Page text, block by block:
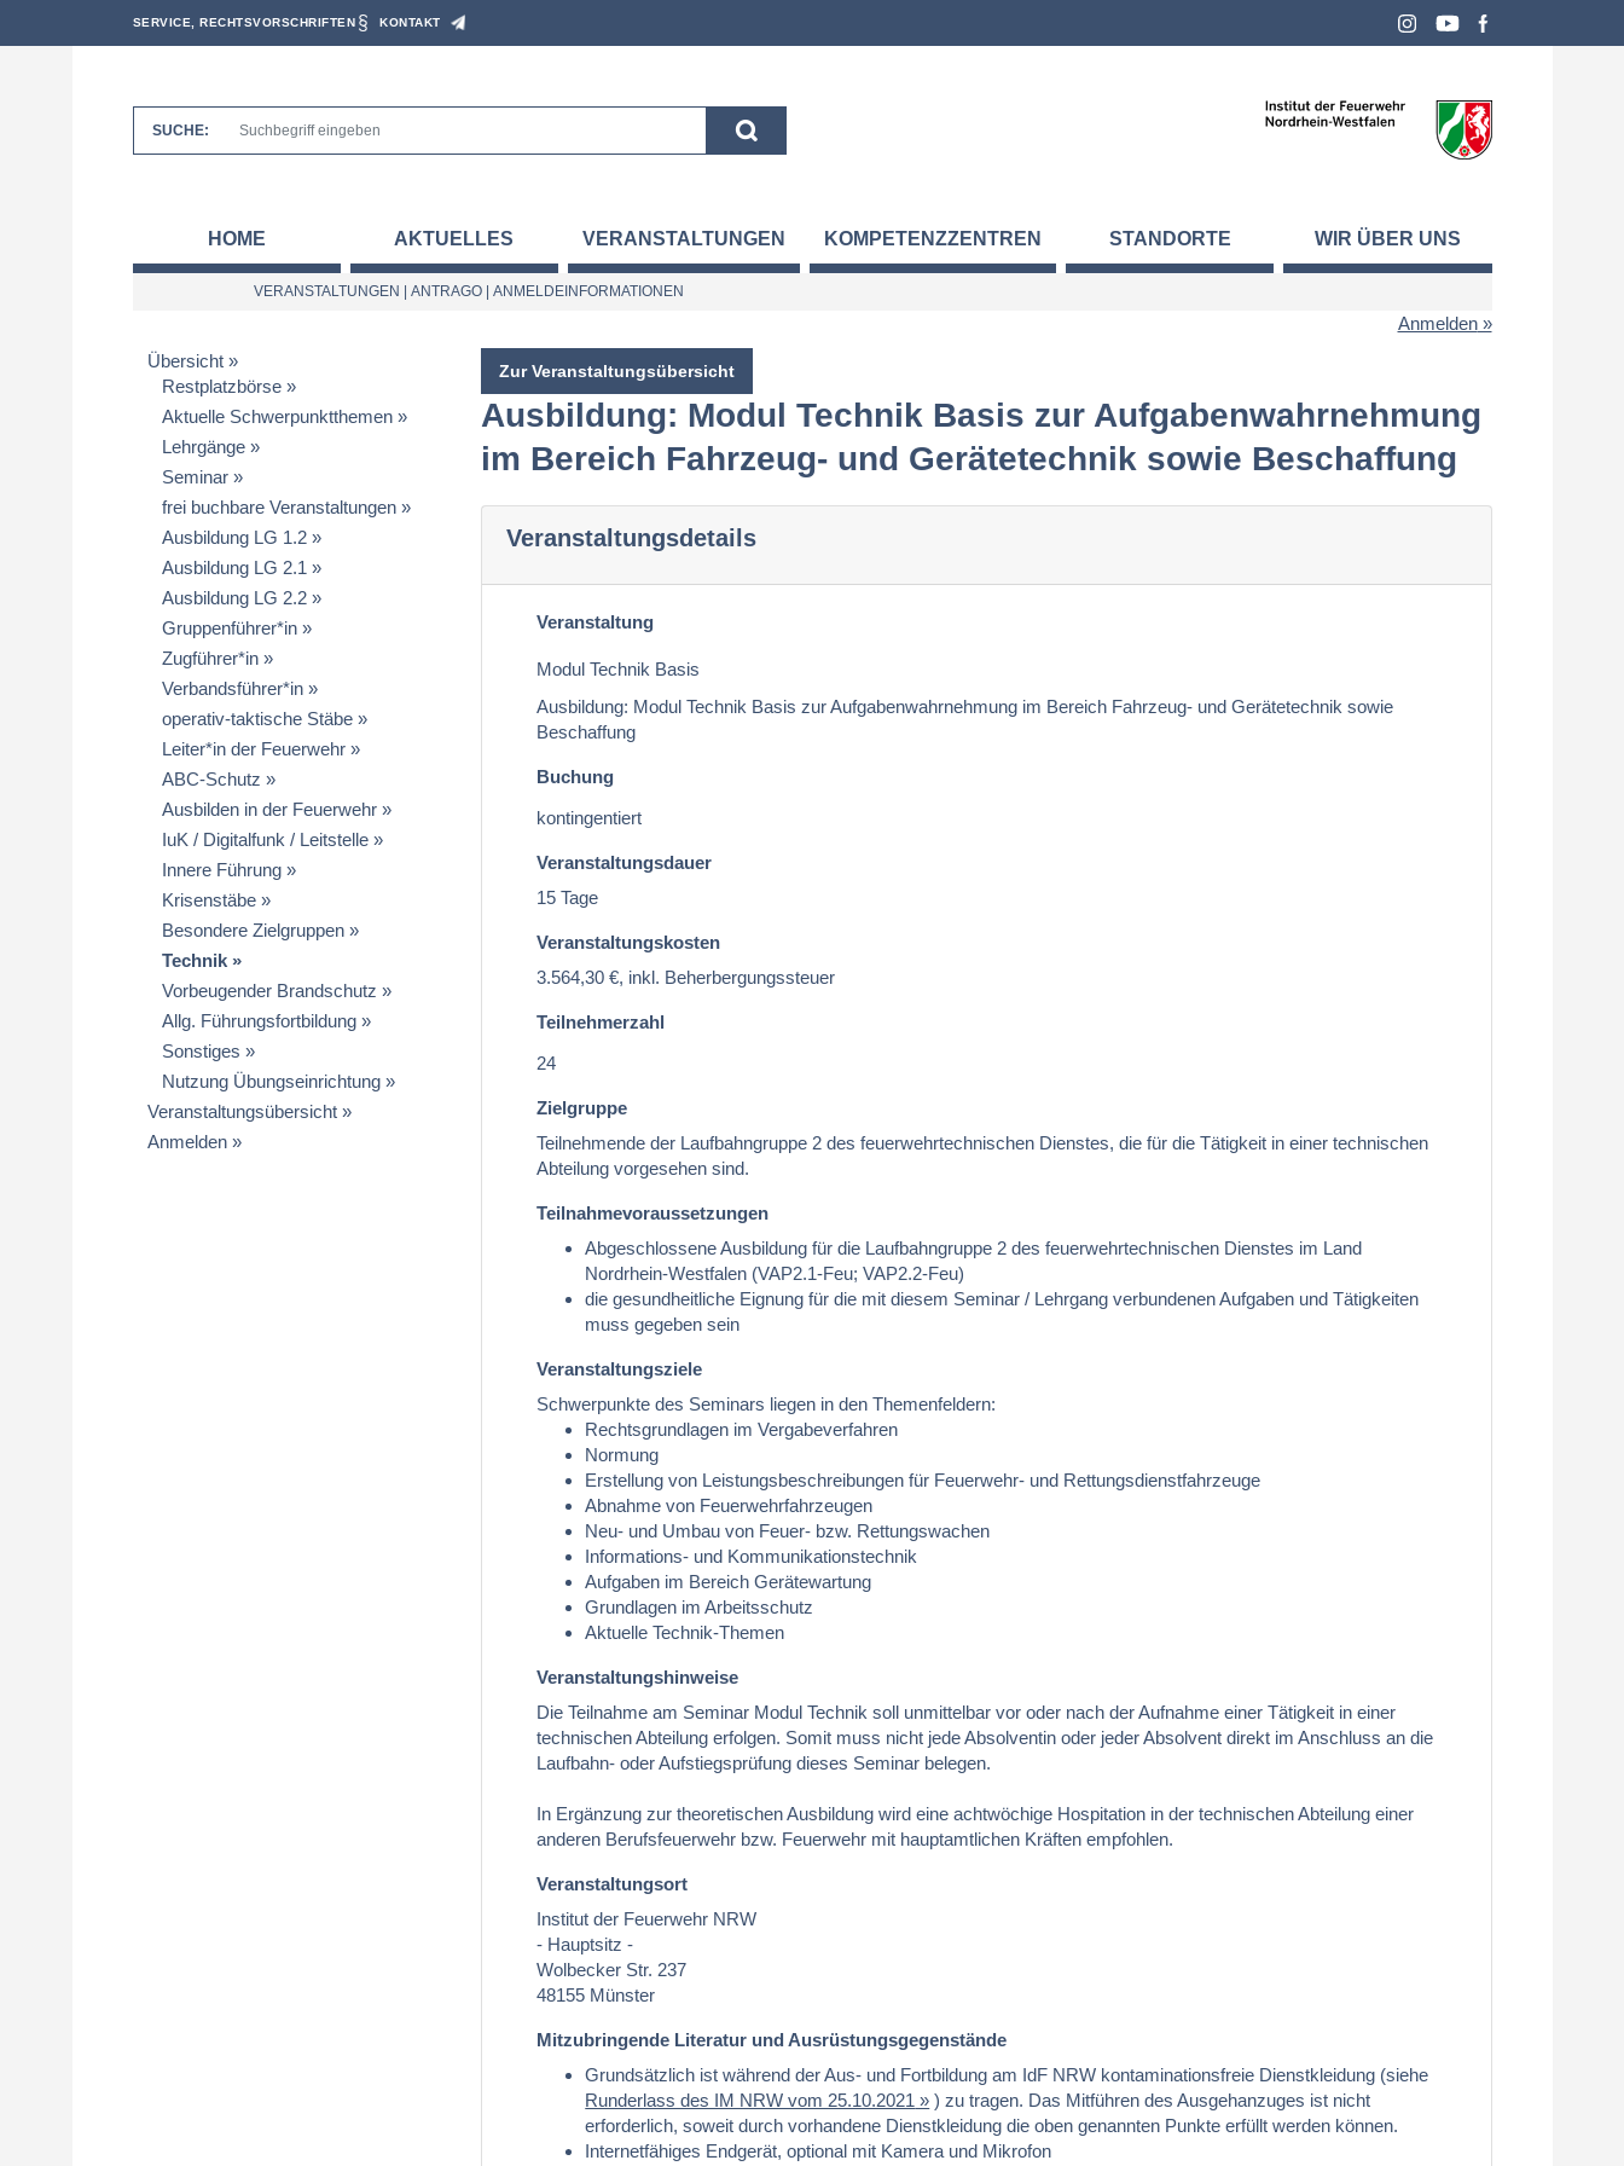
SERVICE, RECHTSVORSCHRIFTEN KONTAKT
SUCHE:
HOME AKTUELLES VERANSTALTUNGEN KOMPETENZZENTREN STANDORTE WIR ÜBER UNS
VERANSTALTUNGEN ANTRAGO| ANMELDEINFORMATIONEN
Anmelden
Übersicht
Restplatzbörse
Aktuelle Schwerpunktthemen
Lehrgänge
Seminar
frei buchbare Veranstaltungen
Ausbildung LG 1.2
Ausbildung LG 2.1
Ausbildung LG 2.2
Gruppenführer*in
Zugführer*in
Verbandsführer*in
operativ-taktische Stäbe
Leiter*in der Feuerwehr
ABC-Schutz
Ausbilden in der Feuerwehr
IuK / Digitalfunk / Leitstelle
Innere Führung
Krisenstäbe
Besondere Zielgruppen
Technik
Vorbeugender Brandschutz
Allg. Führungsfortbildung
Sonstiges
Nutzung Übungseinrichtung
Veranstaltungsübersicht
Anmelden
Zur Veranstaltungsübersicht
Ausbildung: Modul Technik Basis zur Aufgabenwahrnehmung
im Bereich Fahrzeug- und Gerätetechnik sowie Beschaffung
Veranstaltungsdetails
Veranstaltung
Modul Technik Basis
Ausbildung: Modul Technik Basis zur Aufgabenwahrnehmung im Bereich Fahrzeug- und Gerätetechnik sowie
Beschaffung
Buchung
kontingentiert
Veranstaltungsdauer
15 Tage
Veranstaltungskosten
3.564,30 €, inkl. Beherbergungssteuer
Teilnehmerzahl
24
Zielgruppe
Teilnehmende der Laufbahngruppe 2 des feuerwehrtechnischen Dienstes, die für die Tätigkeit in einer technischen
Abteilung vorgesehen sind.
Teilnahmevoraussetzungen
Abgeschlossene Ausbildung für die Laufbahngruppe 2 des feuerwehrtechnischen Dienstes im Land
Nordrhein-Westfalen (VAP2.1-Feu; VAP2.2-Feu)
die gesundheitliche Eignung für die mit diesem Seminar / Lehrgang verbundenen Aufgaben und Tätigkeiten
muss gegeben sein
Veranstaltungsziele
Schwerpunkte des Seminars liegen in den Themenfeldern:
Rechtsgrundlagen im Vergabeverfahren
Normung
Erstellung von Leistungsbeschreibungen für Feuerwehr- und Rettungsdienstfahrzeuge
Abnahme von Feuerwehrfahrzeugen
Neu- und Umbau von Feuer- bzw. Rettungswachen
Informations- und Kommunikationstechnik
Aufgaben im Bereich Gerätewartung
Grundlagen im Arbeitsschutz
Aktuelle Technik-Themen
Veranstaltungshinweise
Die Teilnahme am Seminar Modul Technik soll unmittelbar vor oder nach der Aufnahme einer Tätigkeit in einer
technischen Abteilung erfolgen. Somit muss nicht jede Absolventin oder jeder Absolvent direkt im Anschluss an die
Laufbahn- oder Aufstiegsprüfung dieses Seminar belegen.
In Ergänzung zur theoretischen Ausbildung wird eine achtwöchige Hospitation in der technischen Abteilung einer
anderen Berufsfeuerwehr bzw. Feuerwehr mit hauptamtlichen Kräften empfohlen.
Veranstaltungsort
Institut der Feuerwehr NRW
- Hauptsitz -
Wolbecker Str. 237
48155 Münster
Mitzubringende Literatur und Ausrüstungsgegenstände
Grundsätzlich ist während der Aus- und Fortbildung am IdF NRW kontaminationsfreie Dienstkleidung (siehe
Runderlass des IM NRW vom 25.10.2021
) zu tragen. Das Mitführen des Ausgehanzuges ist nicht
erforderlich, soweit durch vorhandene Dienstkleidung die oben genannten Punkte erfüllt werden können.
Internetfähiges Endgerät, optional mit Kamera und Mikrofon